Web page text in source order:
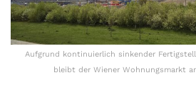
Aufgrund kontinuierlich sinkender
bleibt der Wiener Wohnungsmarkt